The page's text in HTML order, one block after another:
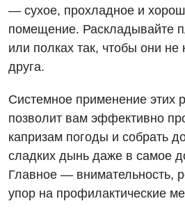
— сухое, прохладное и
помещение. Раскладывайте
или полках так, чтобы они не
друга.
Системное применение этих
позволит вам эффективно
капризам погоды и собрать
сладких дынь даже в самое
Главное — внимательность,
упор на профилактические